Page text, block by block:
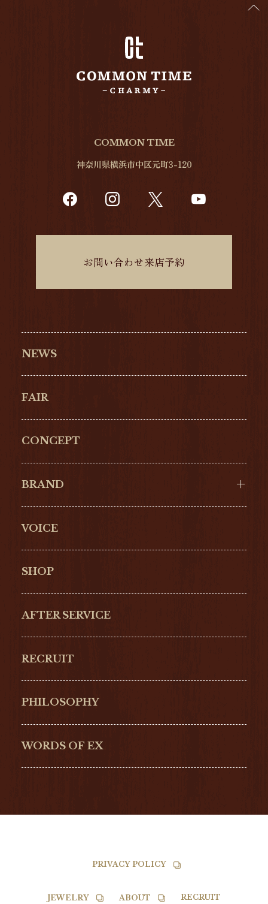
NEWS
FAIR
CONCEPT
BRAND
Cartier
ZENITH
ULYSSE NARDIN
NORQAIN
TISSOT
VOICE
SHOP
AFTER SERVICE
RECRUIT
PHILOSOPHY
WORDS OF EX
COMMON TIME
神奈川県横浜市中区元町3-120
お問い合わせ来店予約
PRIVACY POLICY
JEWELRY ABOUT RECRUIT